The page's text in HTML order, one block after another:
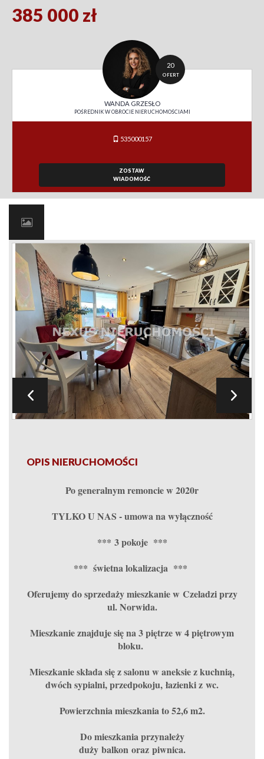
385 000 zł
20
OFERT
WANDA GRZESŁO
POŚREDNIK W OBROCIE NIERUCHOMOŚCIAMI
535000157
ZOSTAW
WIADOMOŚĆ
OPIS NIERUCHOMOŚCI
Po generalnym remoncie w 2020r
TYLKO U NAS - umowa na wyłączność
*** 3 pokoje ***
*** świetna lokalizacja ***
Oferujemy do sprzedaży mieszkanie w Czeladzi przy
ul. Norwida.
Mieszkanie znajduje się na 3 piętrze w 4 piętrowym
bloku.
Mieszkanie składa się z salonu w aneksie z kuchnią,
dwóch sypialni, przedpokoju, łazienki z wc.
Powierzchnia mieszkania to 52,6 m2.
Do mieszkania przynależy
duży balkon oraz piwnica.